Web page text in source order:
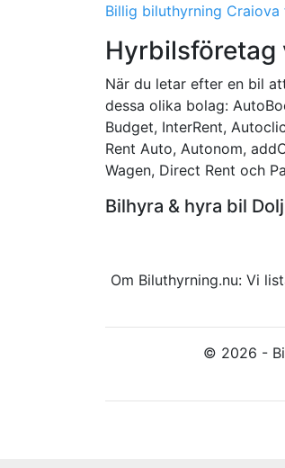
Billig biluthyrning
Hyrbilsföretag
När du letar efter en bil
dessa olika bolag:
Budget, InterRent,
Rent Auto, Autonom,
Wagen, Direct Rent och
Bilhyra & hyra bil
Om Biluthyrning.nu: Vi
© 2026 -